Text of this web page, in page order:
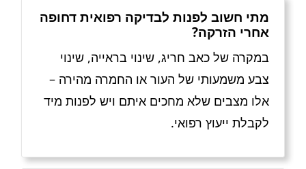
מתי חשוב לפנות לבדיקה רפואית דחופה
אחרי הזרקה?
במקרה של כאב חריג, שינוי בראייה, שינוי
צבע משמעותי של העור או החמרה מהירה –
אלו מצבים שלא מחכים איתם ויש לפנות מיד
לקבלת ייעוץ רפואי.